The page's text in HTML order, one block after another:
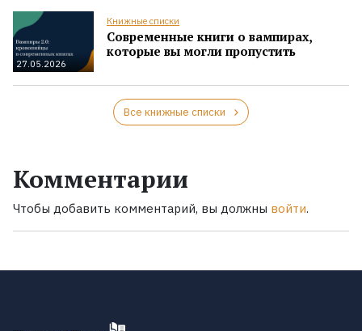
27.05.2026
Книжные списки
Современные книги о вампирах,
которые вы могли пропустить
Все книжные списки
Комментарии
Чтобы добавить комментарий, вы должны войти.